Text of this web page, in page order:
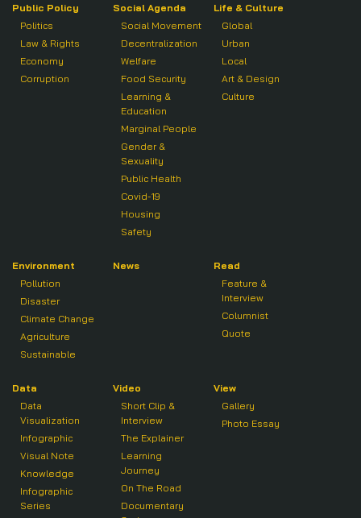
Public Policy
Politics
Law & Rights
Economy
Corruption
Social Agenda
Social Movement
Decentralization
Welfare
Food Security
Learning &
Education
Marginal People
Gender &
Sexuality
Public Health
Covid-19
Housing
Safety
Life & Culture
Global
Urban
Local
Art & Design
Culture
Environment
Pollution
Disaster
Climate Change
Agriculture
Sustainable
News
Read
Feature &
Interview
Columnist
Quote
Data
Data
Visualization
Infographic
Visual Note
Knowledge
Infographic
Series
Video
Short Clip &
Interview
The Explainer
Learning
Journey
On The Road
Documentary
View
Gallery
Photo Essay